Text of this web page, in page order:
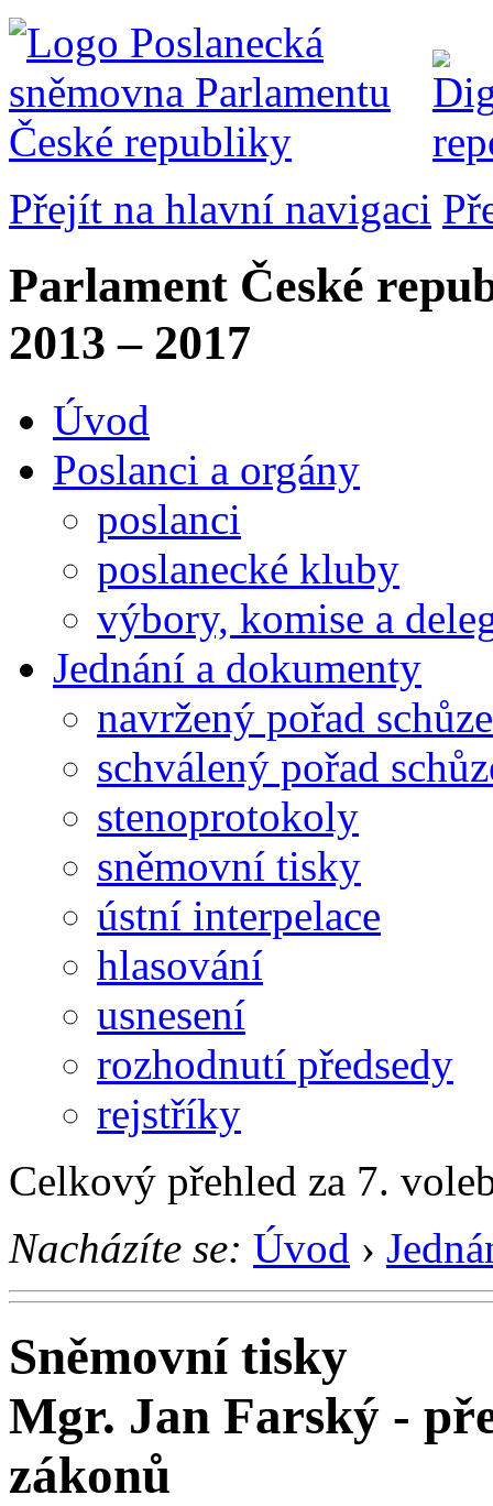
Přejít na hlavní navigaci
Parlament České
2013 – 2017
Úvod
Poslanci a orgány
poslanci
poslanecké kluby
výbory, komise a
Jednání a dokumenty
navržený pořad schůze
schválený pořad
stenoprotokoly
sněmovní tisky
ústní interpelace
hlasování
usnesení
rozhodnutí předsedy
rejstříky
Celkový přehled za 7.
Nacházíte se: Úvod ›
Sněmovní tisky
Mgr. Jan Farský -
zákonů